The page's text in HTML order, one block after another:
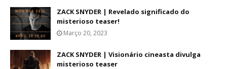
ZACK SNYDER | Revelado significado do
misterioso teaser!
Março 20, 2023
ZACK SNYDER | Visionário cineasta divulga
misterioso teaser